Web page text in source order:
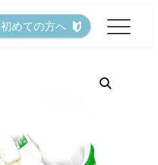
初めての方へ